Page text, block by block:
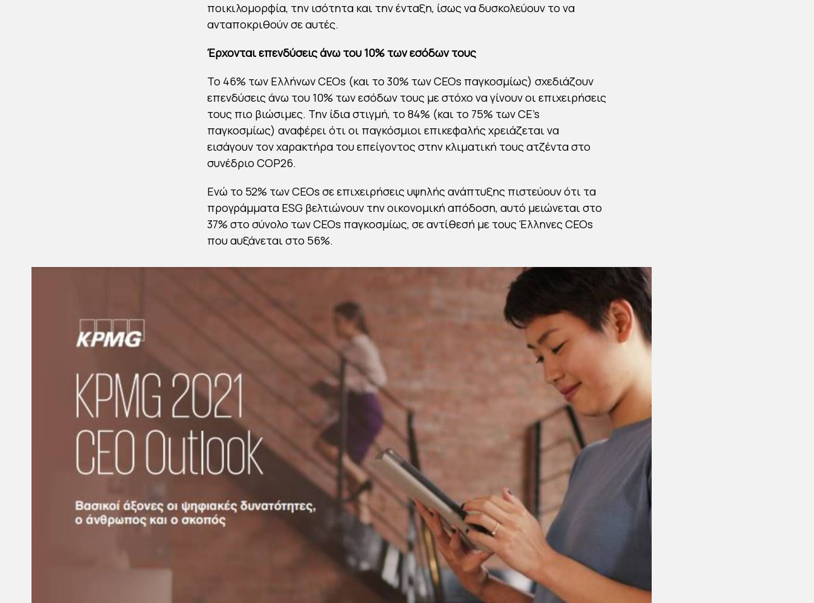
ποικιλομορφία, την ισότητα και την ένταξη, ίσως να δυσκολεύουν το να
ανταποκριθούν σε αυτές.
Έρχονται επενδύσεις άνω του 10% των εσόδων τους
Το 46% των Ελλήνων CEOs (και το 30% των CEOs παγκοσμίως) σχεδιάζουν
επενδύσεις άνω του 10% των εσόδων τους με στόχο να γίνουν οι επιχειρήσεις
τους πιο βιώσιμες. Την ίδια στιγμή, το 84% (και το 75% των CE’s
παγκοσμίως) αναφέρει ότι οι παγκόσμιοι επικεφαλής χρειάζεται να
εισάγουν τον χαρακτήρα του επείγοντος στην κλιματική τους ατζέντα στο
συνέδριο COP26.
Ενώ το 52% των CEOs σε επιχειρήσεις υψηλής ανάπτυξης πιστεύουν ότι τα
προγράμματα ESG βελτιώνουν την οικονομική απόδοση, αυτό μειώνεται στο
37% στο σύνολο των CEOs παγκοσμίως, σε αντίθεσή με τους Έλληνες CEOs
που αυξάνεται στο 56%.